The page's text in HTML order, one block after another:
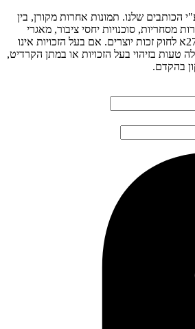
הכותבים שלנו. תמונות אחרות מקורן, בין
מסחריות, סוכנויות יחסי ציבור, מאגרי
תמונות מורשים לפי סעיף 27א לחוק זכות יוצרים. אם בעל הזכויות אינו
טעות בזיהוי בעל הזכויות או במתן הקרדיט,
בהקדם.